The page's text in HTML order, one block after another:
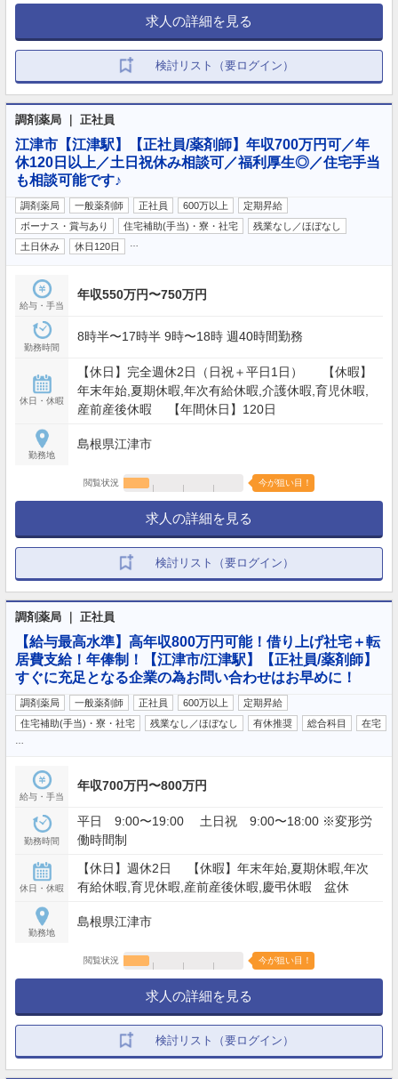
求人の詳細を見る
検討リスト（要ログイン）
調剤薬局 ｜ 正社員
江津市【江津駅】【正社員/薬剤師】年収700万円可／年
休120日以上／土日祝休み相談可／福利厚生◎／住宅手当
も相談可能です♪
調剤薬局 一般薬剤師 正社員 600万以上
定期昇給
ボーナス・賞与あり
住宅補助(手当)・寮・社宅
残業なし／ほぼなし
土日休み
休日120日
給与・手当
年収550万円〜750万円
勤務時間
8時半〜17時半 9時〜18時 週40時間勤務
休日・休暇
【休日】完全週休2日（日祝＋平日1日） 【休暇】
年末年始,夏期休暇,年次有給休暇,介護休暇,育児休暇,
産前産後休暇 【年間休日】120日
勤務地
島根県江津市
閲覧状況 今が狙い目！
求人の詳細を見る
検討リスト（要ログイン）
調剤薬局 ｜ 正社員
【給与最高水準】高年収800万円可能！借り上げ社宅＋転
居費支給！年俸制！【江津市/江津駅】【正社員/薬剤師】
すぐに充足となる企業の為お問い合わせはお早めに！
調剤薬局 一般薬剤師 正社員 600万以上
定期昇給
住宅補助(手当)・寮・社宅
残業なし／ほぼなし 有休推奨 総合科目 在宅
給与・手当
年収700万円〜800万円
勤務時間
平日 9:00〜19:00 土日祝 9:00〜18:00 ※変形労
働時間制
休日・休暇
【休日】週休2日 【休暇】年末年始,夏期休暇,年次
有給休暇,育児休暇,産前産後休暇,慶弔休暇 盆休
勤務地
島根県江津市
閲覧状況 今が狙い目！
求人の詳細を見る
検討リスト（要ログイン）